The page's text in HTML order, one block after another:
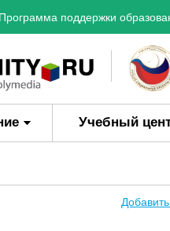
Программа поддержки
Учебный